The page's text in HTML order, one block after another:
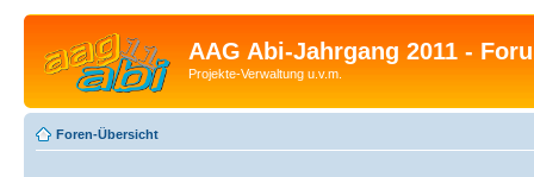
AAG Abi-Jahrgang 2011 -
Projekte-Verwaltung u.v.m.
Foren-Übersicht